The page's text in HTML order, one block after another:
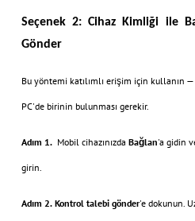
Seçenek 2: Cihaz Kimliği ile
Gönder
Bu yöntemi katılımlı erişim için kullanın
PC'de birinin bulunması gerekir.
Adım 1.Mobil cihazınızda Bağlan'a gidin
girin.
Adım 2. Kontrol talebi gönder'e dokunun.